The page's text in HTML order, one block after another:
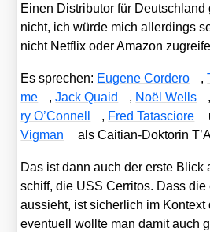
Einen Dis­tri­bu­tor für Deutsch­land
nicht, ich wür­de mich aller­dings
nicht Net­flix oder Ama­zon
Es spre­chen: Euge­ne Cor­de­ro ,
me
,Jack Quaid , Noël Wells ,
ry O’Con­nell
, Fred Tata­scio­re
Vigman
als Cai­ti­an-Dok­to­rin
Das ist dann auch der ers­te
schiff, die USS Cer­ri­tos. Dass
aus­sieht, ist sicher­lich im Kon­text
even­tu­ell woll­te man damit auch